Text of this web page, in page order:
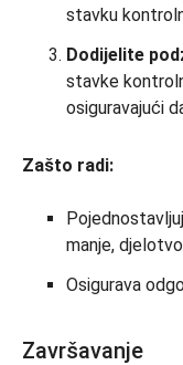
stavku
Dodijelite
stavke
osiguravajući
Zašto radi:
manje,
Osigurava
Završavanje